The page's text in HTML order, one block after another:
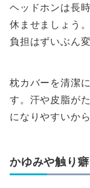
ヘッドホンは長
休ませましょう
負担はずいぶん
枕カバーを清潔
す。汗や皮脂が
になりやすいから
かゆみや触り